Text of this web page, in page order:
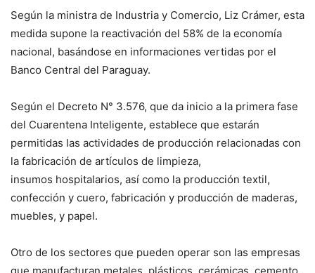
Según la ministra de Industria y Comercio, Liz Crámer, esta
medida supone la reactivación del 58% de la economía
nacional, basándose en informaciones vertidas por el
Banco Central del Paraguay.
Según el Decreto N° 3.576, que da inicio a la primera fase
del Cuarentena Inteligente, establece que estarán
permitidas las actividades de producción relacionadas con
la fabricación de artículos de limpieza,
insumos hospitalarios, así como la producción textil,
confección y cuero, fabricación y producción de maderas,
muebles, y papel.
Otro de los sectores que pueden operar son las empresas